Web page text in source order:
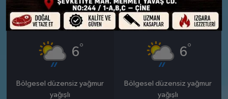
28 MART
CUMARTESI
6°
Bölgesel düzensiz yağmur
yağışlı
PAZAR
6°
Bölgesel düzensiz yağmur
yağışlı